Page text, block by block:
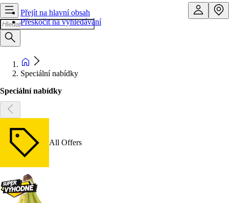
Přejít na hlavní obsah
Přeskočit na vyhledávání
Speciální nabídky
Speciální nabídky
All Offers